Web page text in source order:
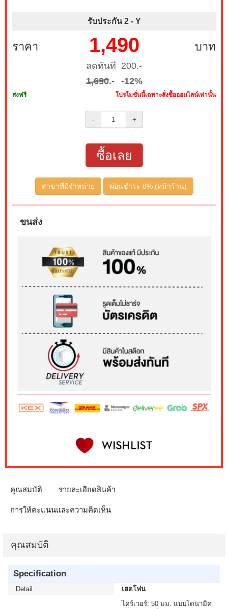
รับประกัน 2 - Y
ราคา บาท
1,490
ลดทันที 200.-
1,690.- -12%
ส่งฟรี โปรโมชั่นนี้เฉพาะสั่งซื้อออนไลน์เท่านั้น
- +
ซื้อเลย
สาขาที่มีจำหน่าย ผ่อนชำระ 0% (หน้าร้าน)
ขนส่ง
คุณสมบัติ รายละเอียดสินค้า
การให้คะแนนและความคิดเห็น
คุณสมบัติ
Specification
Detail
เฮดโฟน
ไดร์เวอร์: 50 มม. แบบไดนามิค